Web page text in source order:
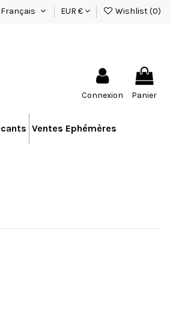
Français EUR € Wishlist (0)
Connexion Panier
Ventes Ephémères